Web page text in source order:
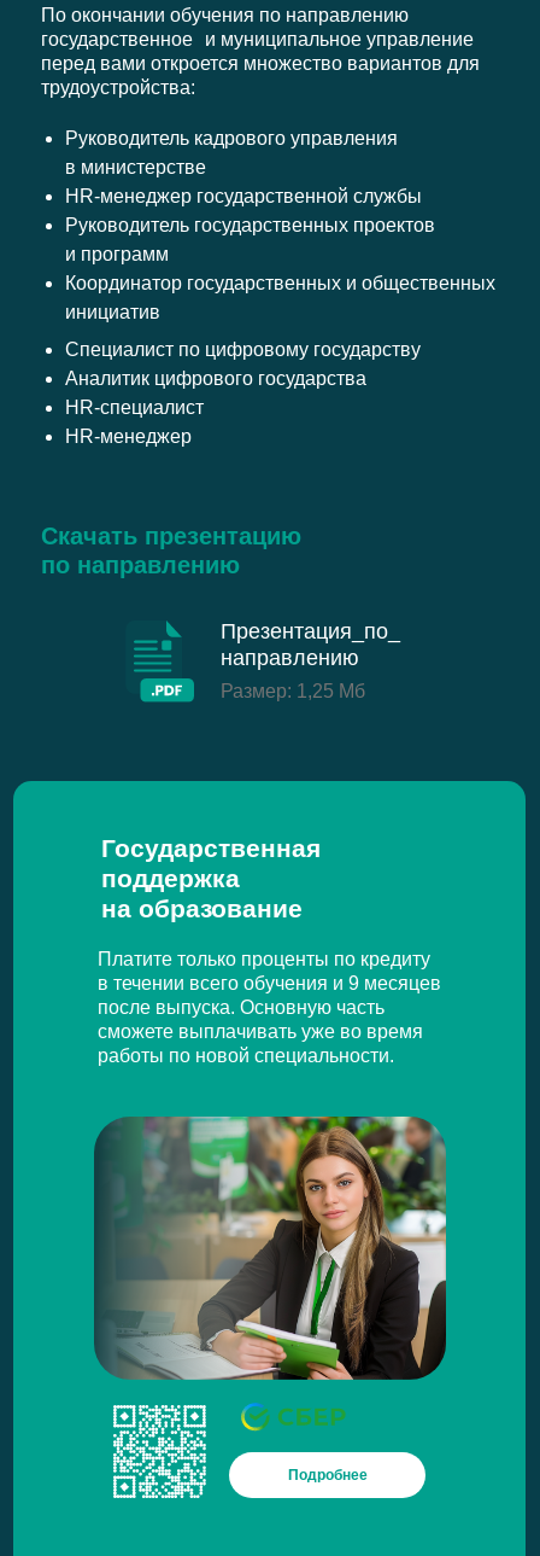
По окончании обучения по направлению
государственное и муниципальное управление
перед вами откроется множество вариантов для
трудоустройства:
Специалист по цифровому государству
Аналитик цифрового государства
HR-специалист
HR-менеджер
Руководитель кадрового управления
в министерстве
НR-менеджер государственной службы
Руководитель государственных проектов
и программ
Координатор государственных и общественных
инициатив
Скачать презентацию
по направлению
Презентация_по_
направлению
Размер: 1,25 Мб
Государственная
поддержка
на образование
Платите только проценты по кредиту
в течении всего обучения и 9 месяцев
после выпуска. Основную часть
сможете выплачивать уже во время
работы по новой специальности.
Подробнее